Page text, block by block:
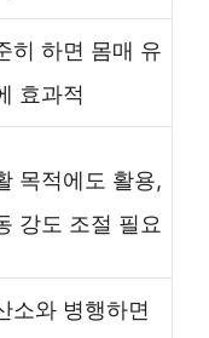
히 하면 몸매 유
효과적
목적에도 활용,
강도 조절 필요
소와 병행하면